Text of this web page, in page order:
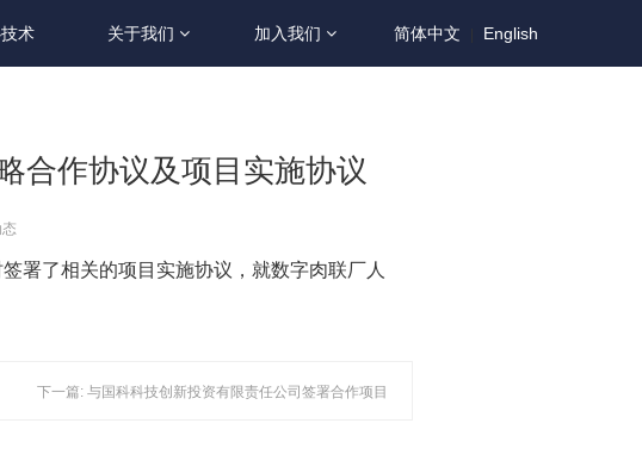
术 关于我们 加入我们 简体中文 English
合作协议及项目实施协议
署了相关的项目实施协议，就数字肉联厂人
下一篇: 与国科科技创新投资有限责任公司签署合作项目